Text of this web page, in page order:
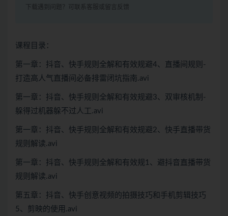
下载遇到问题？可联系客服或留言反馈
课程目录：
第一章：抖音、快手规则全解和有效规避4、直播间规则-
打造高人气直播间必备排雷闭坑指南.avi
第一章：抖音、快手规则全解和有效规避3、双审核机制-
躲得过机器躲不过人工.avi
第一章：抖音、快手规则全解和有效规避2、快手直播带货
规则解读.avi
第一章：抖音、快手规则全解和有效规1、避抖音直播带货
规则解读.avi
第五章：抖音、快手创意视频的拍摄技巧和手机剪辑技巧
5、剪映的使用.avi